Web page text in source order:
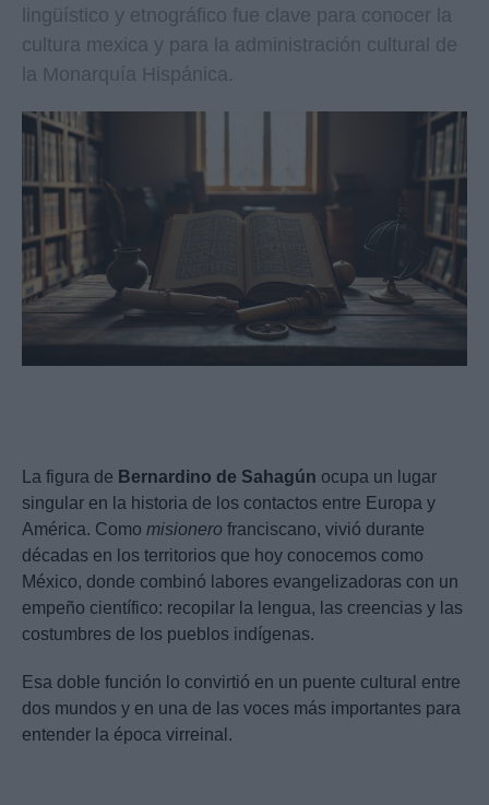
lingüístico y etnográfico fue clave para conocer la
cultura mexica y para la administración cultural de
la Monarquía Hispánica.
La figura de Bernardino de Sahagún ocupa un lugar
singular en la historia de los contactos entre Europa y
América. Como misionero franciscano, vivió durante
décadas en los territorios que hoy conocemos como
México, donde combinó labores evangelizadoras con un
empeño científico: recopilar la lengua, las creencias y las
costumbres de los pueblos indígenas.
Esa doble función lo convirtió en un puente cultural entre
dos mundos y en una de las voces más importantes para
entender la época virreinal.